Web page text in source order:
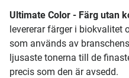
Ultimate Color - Färg utan
levererar färger i biokvalitet
som används av
ljusaste tonerna till de
precis som den är avsedd.